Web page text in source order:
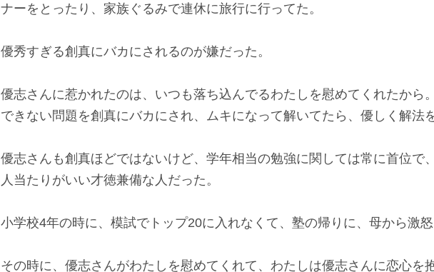
ナーをとったり、家族ぐるみで連休に旅行に行ってた。
優秀すぎる創真にバカにされるのが嫌だった。
優志さんに惹かれたのは、いつも落ち込んでるわたしを慰めてくれたから。
できない問題を創真にバカにされ、ムキになって解いてたら、優しく解法
優志さんも創真ほどではないけど、学年相当の勉強に関しては常に首位で
人当たりがいい才徳兼備な人だった。
小学校4年の時に、模試でトップ20に入れなくて、塾の帰りに、母から激怒
その時に、優志さんがわたしを慰めてくれて、わたしは優志さんに恋心を